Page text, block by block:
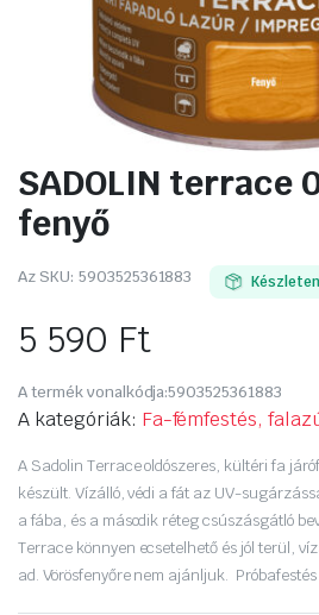
SADOLIN terrace
fenyő
Az SKU: 5903525361883 Készleten
5 590 Ft
A termék vonalkódja:5903525361883
A kategóriák: Fa-fémfestés,
A Sadolin Terrace oldószeres, kültéri fa
készült. Vízálló, védi a fát az UV-
a fába, és a második réteg csúszásgátló
Terrace könnyen ecsetelhető és jól terül,
ad. Vörösfenyőre nem ajánljuk.